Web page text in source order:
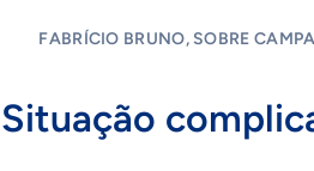
FABRÍCIO BRUNO, SOBRE
Situação